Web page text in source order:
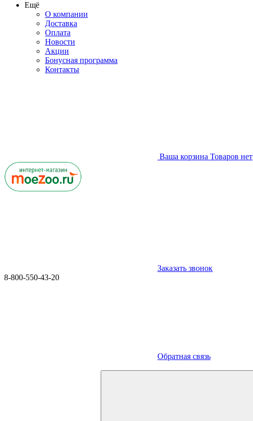
Ещё
О компании
Доставка
Оплата
Новости
Акции
Бонусная программа
Контакты
Ваша корзина Товаров нет
Заказать звонок
8-800-550-43-20
Обратная связь